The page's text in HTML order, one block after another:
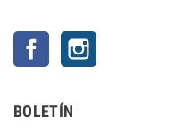
Facebook
BOLETÍN